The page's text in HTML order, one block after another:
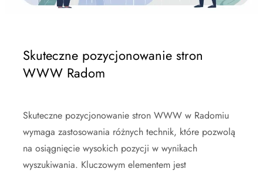
Skuteczne pozycjonowanie stron
WWW Radom
Skuteczne pozycjonowanie stron WWW w Radomiu
wymaga zastosowania różnych technik, które pozwolą
na osiągnięcie wysokich pozycji w wynikach
wyszukiwania. Kluczowym elementem jest